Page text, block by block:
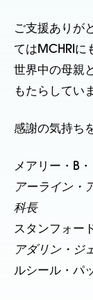
ご支援ありが
てはMCHRIに
世界中の母親
もたらしてい
感謝の気持ち
メアリー・B
アーライン・
科長
スタンフォー
アダリン・ジ
ルシール・パ